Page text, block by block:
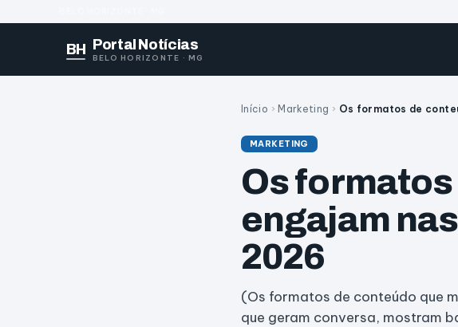
BH Portal Notícias
BELO HORIZONTE · MG
Início › Marketing › Os formatos de
MARKETING
Os
engajam
2026
(Os formatos de conteúdo que
que geram conversa, mostram